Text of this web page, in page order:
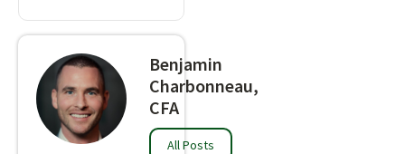
Benjamin
Charbonneau,
CFA
All Posts